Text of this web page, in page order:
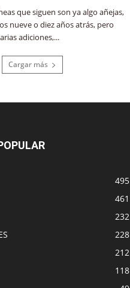
que siguen son ya algo añejas,
nueve o diez años atrás, pero
adiciones,...
Cargar más
495
461
232
228
212
118